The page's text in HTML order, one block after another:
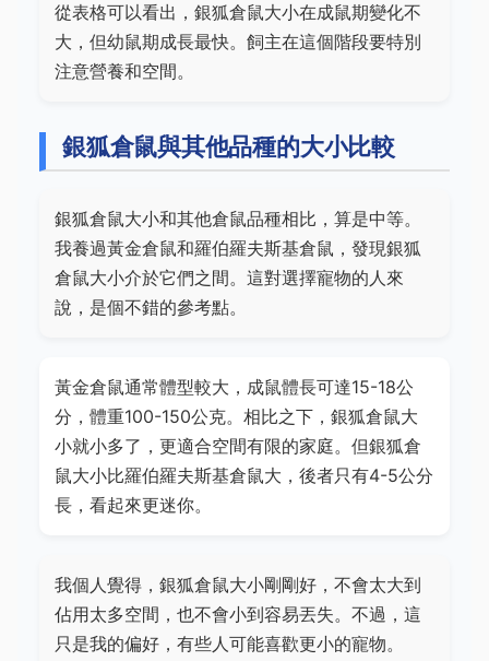
從表格可以看出，銀狐倉鼠大小在成鼠期變化不
大，但幼鼠期成長最快。飼主在這個階段要特別
注意營養和空間。
銀狐倉鼠與其他品種的大小比較
銀狐倉鼠大小和其他倉鼠品種相比，算是中等。
我養過黃金倉鼠和羅伯羅夫斯基倉鼠，發現銀狐
倉鼠大小介於它們之間。這對選擇寵物的人來
說，是個不錯的參考點。
黃金倉鼠通常體型較大，成鼠體長可達15-18公
分，體重100-150公克。相比之下，銀狐倉鼠大
小就小多了，更適合空間有限的家庭。但銀狐倉
鼠大小比羅伯羅夫斯基倉鼠大，後者只有4-5公分
長，看起來更迷你。
我個人覺得，銀狐倉鼠大小剛剛好，不會太大到
佔用太多空間，也不會小到容易丟失。不過，這
只是我的偏好，有些人可能喜歡更小的寵物。